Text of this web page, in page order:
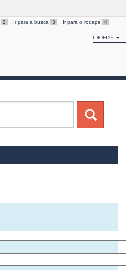
2 Ir para a busca 3 Ir para o rodapé 4
IDIOMAS